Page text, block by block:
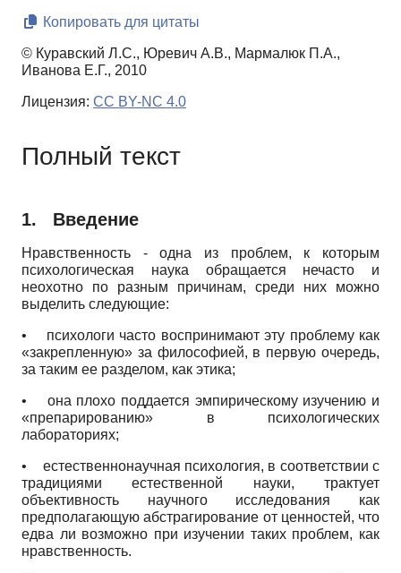
Копировать для цитаты
© Куравский Л.С., Юревич А.В., Мармалюк П.А.,
Иванова Е.Г., 2010
Лицензия: CC BY-NC 4.0
Полный текст
1. Введение
Нравственность - одна из проблем, к которым
психологическая наука обращается нечасто и
неохотно по разным причинам, среди них можно
выделить следующие:
• психологи часто воспринимают эту проблему как
«закрепленную» за философией, в первую очередь,
за таким ее разделом, как этика;
• она плохо поддается эмпирическому изучению и
«препарированию» в психологических
лабораториях;
• естественнонаучная психология, в соответствии с
традициями естественной науки, трактует
объективность научного исследования как
предполагающую абстрагирование от ценностей, что
едва ли возможно при изучении таких проблем, как
нравственность.